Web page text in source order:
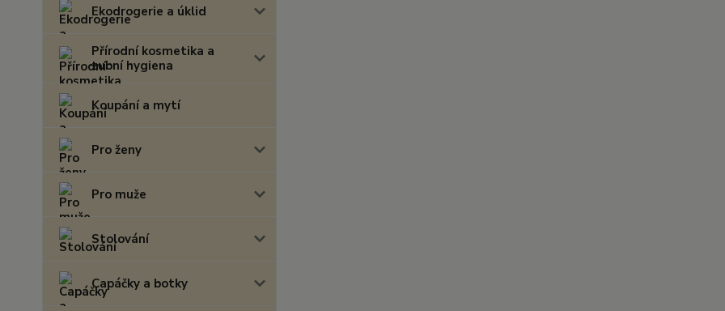
Ekodrogerie a úklid
Přírodní kosmetika a
zubní hygiena
Koupání a mytí
Pro ženy
Pro muže
Stolování
Capáčky a botky